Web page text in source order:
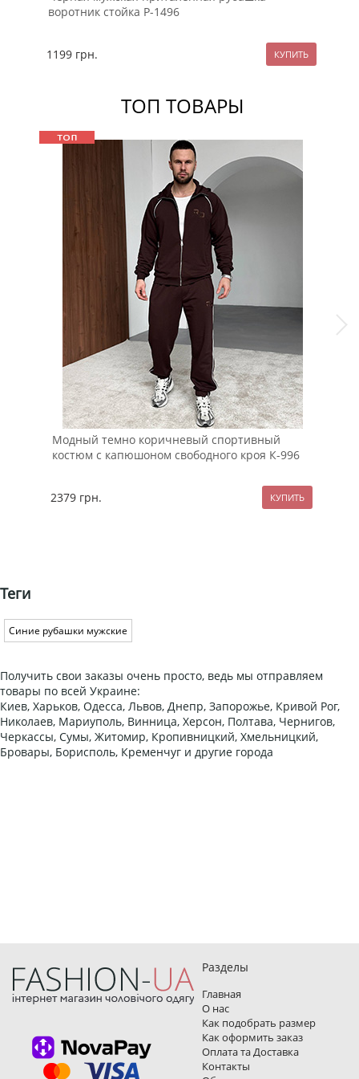
воротник стойка Р-1496
1199 грн.
ТОП ТОВАРЫ
Модный темно коричневый спортивный
костюм с капюшоном свободного кроя К-996
2379 грн.
Теги
Синие рубашки мужские
Получить свои заказы очень просто, ведь мы отправляем
товары по всей Украине:
Киев, Харьков, Одесса, Львов, Днепр, Запорожье, Кривой Рог,
Николаев, Мариуполь, Винница, Херсон, Полтава, Чернигов,
Черкассы, Сумы, Житомир, Кропивницкий, Хмельницкий,
Бровары, Борисполь, Кременчуг и другие города
Разделы
Главная
О нас
Как подобрать размер
Как оформить заказ
Оплата та Доставка
Контакты